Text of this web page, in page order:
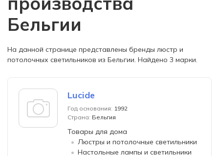
Бельгии
На данной странице представлены бренды люстр и
потолочных светильников из Бельгии. Найдено 3 марки.
Lucide
Год основания: 1992
Страна: Бельгия
Товары для дома
Люстры и потолочные светильники
Настольные лампы и светильники